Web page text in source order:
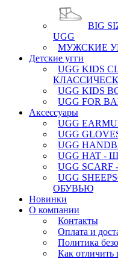
BIG
UGG
МУЖСКИЕ
Детские угги
UGG KIDS
UGG KIDS
UGG FOR
Аксессуары
UGG
UGG
UGG
UGG HAT -
UGG
UGG
ОБУВЬЮ
Новинки
О компании
Контакты
Оплата и
Политика
Как отличить